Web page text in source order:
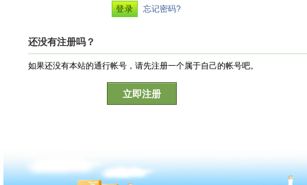
忘记密码?
还没有注册吗？
如果还没有本站的通行帐号，请先注册一个属于自己的帐号吧。
立即注册